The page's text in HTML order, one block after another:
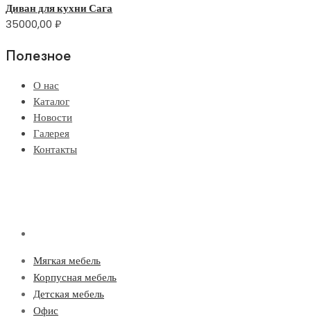
Диван для кухни Сага
35000,00 ₽
Полезное
О нас
Каталог
Новости
Галерея
Контакты
Мягкая мебель
Корпусная мебель
Детская мебель
Офис